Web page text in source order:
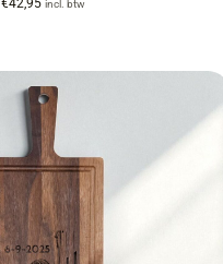
€42,95 incl. btw